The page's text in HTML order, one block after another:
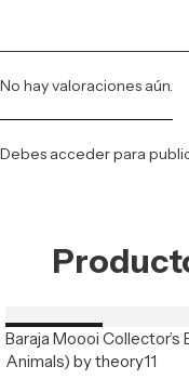
No hay valoraciones aún.
Debes accederpara
Nuevo
Baraja Moooi
Animals) by theory11